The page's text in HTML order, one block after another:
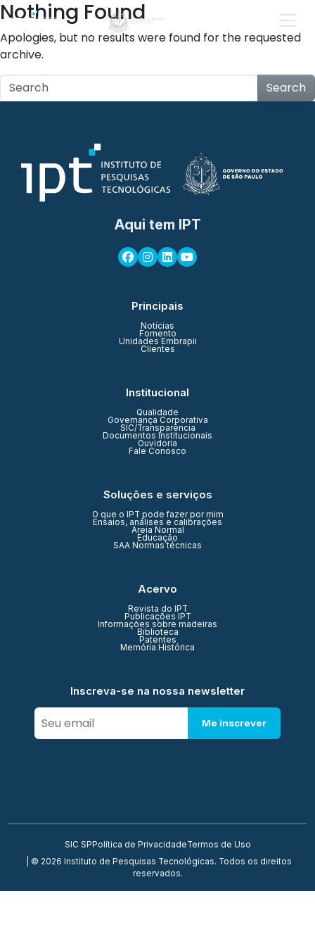
Nothing Found
Apologies, but no results were found for the requested
archive.
Search
Aqui tem IPT
Principais
Notícias
Fomento
Unidades Embrapii
Clientes
Institucional
Qualidade
Governança Corporativa
SIC/Transparência
Documentos Institucionais
Ouvidoria
Fale Conosco
Soluções e serviços
O que o IPT pode fazer por mim
Ensaios, análises e calibrações
Areia Normal
Educação
SAA Normas técnicas
Acervo
Revista do IPT
Publicações IPT
Informações sobre madeiras
Biblioteca
Patentes
Memória Histórica
Inscreva-se na nossa newsletter
Me inscrever
SIC SP Política de PrivacidadeTermos de Uso
| © 2026 Instituto de Pesquisas Tecnológicas. Todos os direitos
reservados.